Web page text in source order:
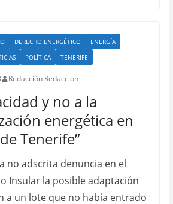
DERECHO ENERGÉTICO
ENERGÍA
POLÍTICA TENERIFE
Redacción Redacción
y no a la
energética en
Tenerife”
no adscrita denuncia en el
Insular la posible adaptación
a un lote que no había entrado